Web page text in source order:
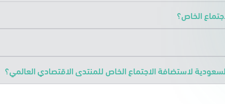
الخاص؟
لاستضافة الاجتماع الخاص للمنتدى الاقتصادي العالمي؟